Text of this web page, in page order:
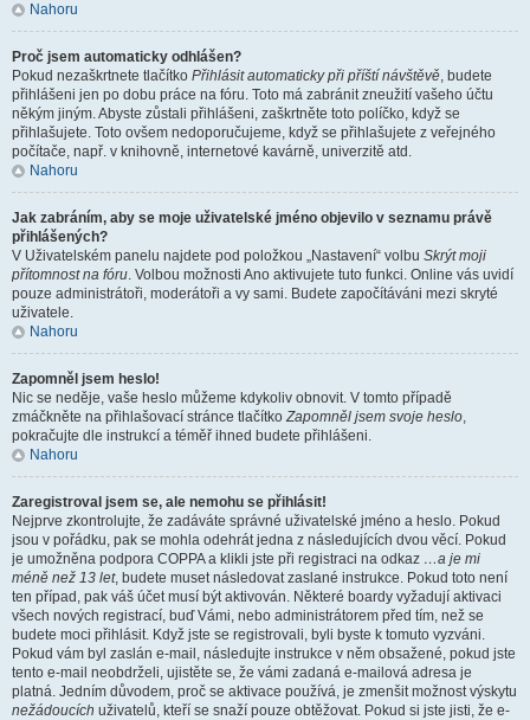
Nahoru
Proč jsem automaticky odhlášen?
Pokud nezaškrtnete tlačítko Přihlásit automaticky při příští návštěvě, budete
přihlášeni jen po dobu práce na fóru. Toto má zabránit zneužití vašeho účtu
někým jiným. Abyste zůstali přihlášeni, zaškrtněte toto políčko, když se
přihlašujete. Toto ovšem nedoporučujeme, když se přihlašujete z veřejného
počítače, např. v knihovně, internetové kavárně, univerzitě atd.
Nahoru
Jak zabráním, aby se moje uživatelské jméno objevilo v seznamu právě
přihlášených?
V Uživatelském panelu najdete pod položkou „Nastavení“ volbu Skrýt moji
přítomnost na fóru. Volbou možnosti Ano aktivujete tuto funkci. Online vás uvidí
pouze administrátoři, moderátoři a vy sami. Budete započítáváni mezi skryté
uživatele.
Nahoru
Zapomněl jsem heslo!
Nic se neděje, vaše heslo můžeme kdykoliv obnovit. V tomto případě
zmáčkněte na přihlašovací stránce tlačítkoZapomněl jsem svoje heslo,
pokračujte dle instrukcí a téměř ihned budete přihlášeni.
Nahoru
Zaregistroval jsem se, ale nemohu se přihlásit!
Nejprve zkontrolujte, že zadáváte správné uživatelské jméno a heslo. Pokud
jsou v pořádku, pak se mohla odehrát jedna z následujících dvou věcí. Pokud
je umožněna podpora COPPA a klikli jste při registraci na odkaz …a je mi
méně než 13 let, budete muset následovat zaslané instrukce. Pokud toto není
ten případ, pak váš účet musí být aktivován. Některé boardy vyžadují aktivaci
všech nových registrací, buď Vámi, nebo administrátorem před tím, než se
budete moci přihlásit. Když jste se registrovali, byli byste k tomuto vyzváni.
Pokud vám byl zaslán e-mail, následujte instrukce v něm obsažené, pokud jste
tento e-mail neobdrželi, ujistěte se, že vámi zadaná e-mailová adresa je
platná. Jedním důvodem, proč se aktivace používá, je zmenšit možnost výskytu
nežádoucích uživatelů, kteří se snaží pouze obtěžovat. Pokud si jste jisti, že e-